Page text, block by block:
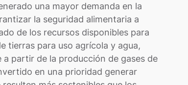
una mayor demanda en la
la seguridad alimentaria a
de los recursos disponibles para
tierras para uso agrícola y agua,
partir de la producción de gases de
en una prioridad generar